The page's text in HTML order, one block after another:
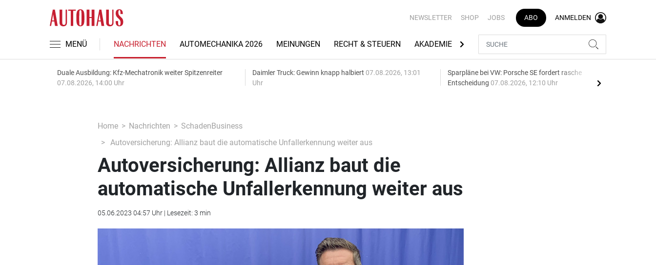
NEWSLETTER SHOP JOBS ABO ANMELDEN
MENÜ NACHRICHTEN AUTOMECHANIKA 2026 MEINUNGEN RECHT & STEUERN AKADEMIE AUTOMARKEN
Duale Ausbildung: Kfz-Mechatronik weiter Spitzenreiter
07.08.2026, 14:00 Uhr
Daimler Truck: Gewinn knapp halbiert 07.08.2026, 13:01
Uhr
Sparpläne bei VW: Porsche SE fordert rasche
Entscheidung 07.08.2026, 12:10 Uhr
Home Nachrichten
SchadenBusiness
Autoversicherung: Allianz baut die automatische Unfallerkennung weiter aus
Autoversicherung: Allianz baut die
automatische Unfallerkennung weiter aus
05.06.2023 04:57 Uhr | Lesezeit: 3 min